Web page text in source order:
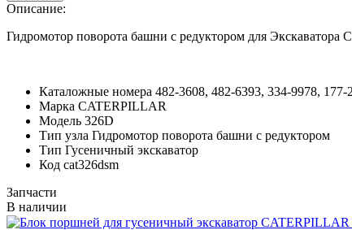
Описание:
Гидромотор поворота башни с редуктором для Экскаватора
Каталожные номера 482-3608, 482-6393, 334-9978, 177-
Марка CATERPILLAR
Модель 326D
Тип узла Гидромотор поворота башни с редуктором
Тип Гусеничный экскаватор
Код cat326dsm
Запчасти
В наличии